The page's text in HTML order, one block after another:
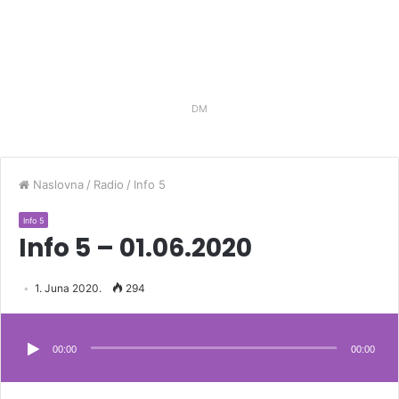
DM
Naslovna / Radio / Info 5
Info 5
Info 5 – 01.06.2020
1. Juna 2020. 294
00:00 00:00